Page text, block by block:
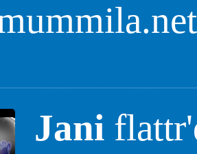
Jani